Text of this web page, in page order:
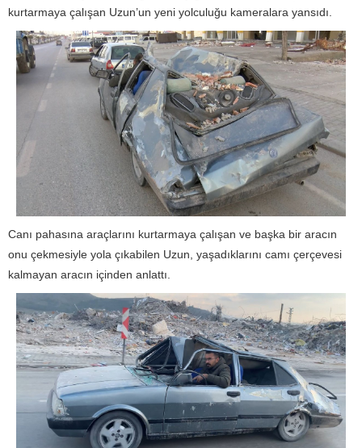
kurtarmaya çalışan Uzun’un yeni yolculuğu kameralara yansıdı.
Canı pahasına araçlarını kurtarmaya çalışan ve başka bir aracın
onu çekmesiyle yola çıkabilen Uzun, yaşadıklarını camı çerçevesi
kalmayan aracın içinden anlattı.